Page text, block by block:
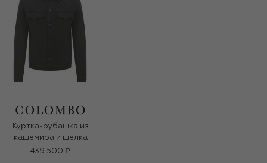
Куртка-рубашка из
кашемира и шелка
439 500 ₽